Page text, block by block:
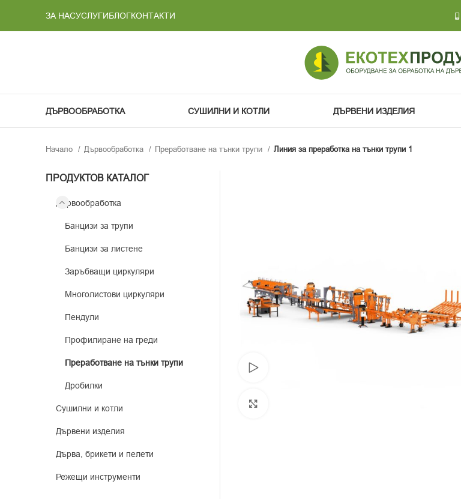
ЗА НАСУСЛУГИБЛОГКОНТАКТИ
ДЪРВООБРАБОТКА СУШИЛНИ И КОТЛИ ДЪРВЕНИ ИЗДЕЛИЯ
Начало Дървообработка Преработване на тънки трупи Линия за преработка на тънки трупи 1
ПРОДУКТОВ КАТАЛОГ
Дървообработка
Банцизи за трупи
Банцизи за листене
Заръбващи циркуляри
Многолистови циркуляри
Пендули
Профилиране на греди
Преработване на тънки трупи
Дробилки
Сушилни и котли
Дървени изделия
Дърва, брикети и пелети
Режещи инструменти